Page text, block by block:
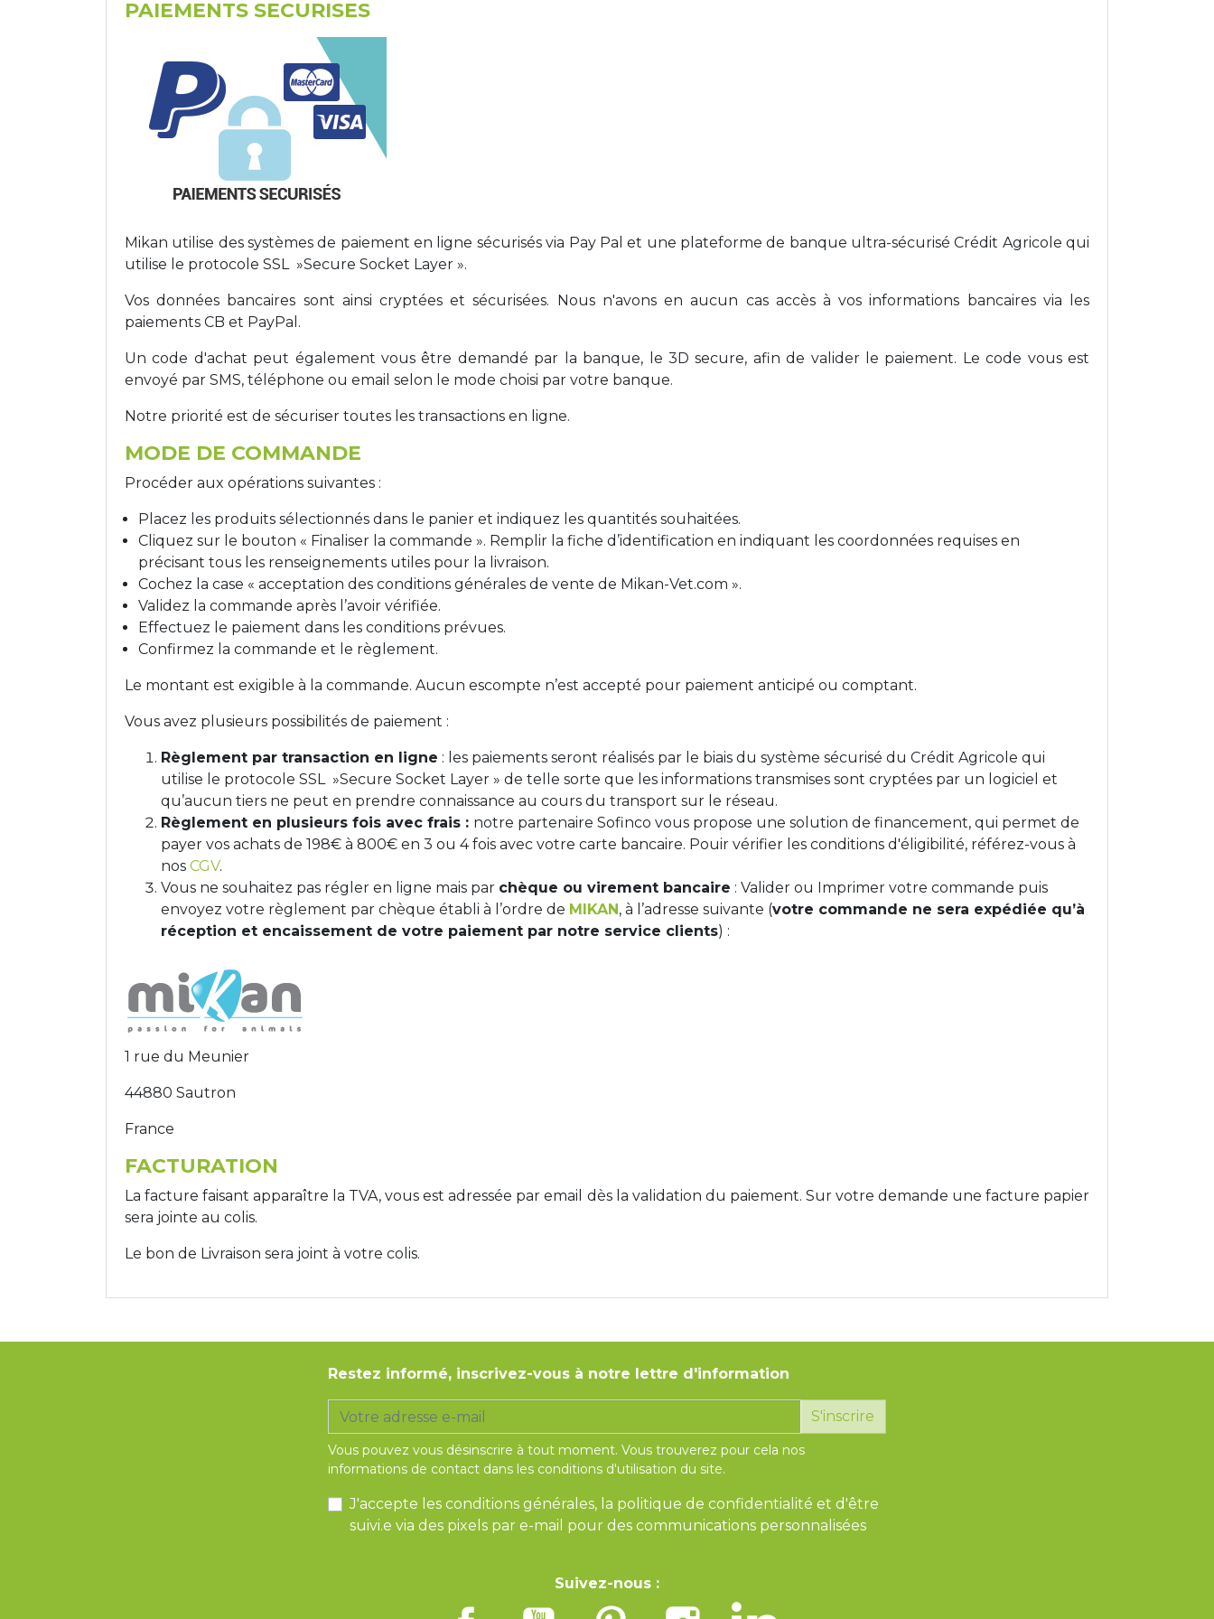
PAIEMENTS SECURISES
Mikan utilise des systèmes de paiement en ligne sécurisés via Pay Pal et une plateforme de banque ultra-sécurisé Crédit Agricole qui
utilise le protocole SSL »Secure Socket Layer ».
Vos données bancaires sont ainsi cryptées et sécurisées. Nous n'avons en aucun cas accès à vos informations bancaires via les
paiements CB et PayPal.
Un code d'achat peut également vous être demandé par la banque, le 3D secure, afin de valider le paiement. Le code vous est
envoyé par SMS, téléphone ou email selon le mode choisi par votre banque.
Notre priorité est de sécuriser toutes les transactions en ligne.
MODE DE COMMANDE
Procéder aux opérations suivantes :
Placez les produits sélectionnés dans le panier et indiquez les quantités souhaitées.
Cliquez sur le bouton « Finaliser la commande ». Remplir la fiche d’identification en indiquant les coordonnées requises en
précisant tous les renseignements utiles pour la livraison.
Cochez la case « acceptation des conditions générales de vente de Mikan-Vet.com ».
Validez la commande après l’avoir vérifiée.
Effectuez le paiement dans les conditions prévues.
Confirmez la commande et le règlement.
Le montant est exigible à la commande. Aucun escompte n’est accepté pour paiement anticipé ou comptant.
Vous avez plusieurs possibilités de paiement :
Règlement par transaction en ligne : les paiements seront réalisés par le biais du système sécurisé du Crédit Agricole qui
utilise le protocole SSL »Secure Socket Layer » de telle sorte que les informations transmises sont cryptées par un logiciel et
qu’aucun tiers ne peut en prendre connaissance au cours du transport sur le réseau.
Règlement en plusieurs fois avec frais : notre partenaire Sofinco vous propose une solution de financement, qui permet de
payer vos achats de 198€ à 800€ en 3 ou 4 fois avec votre carte bancaire. Pouir vérifier les conditions d'éligibilité, référez-vous à
nos CGV.
Vous ne souhaitez pas régler en ligne mais par chèque ou virement bancaire : Valider ou Imprimer votre commande puis
envoyez votre règlement par chèque établi à l’ordre de MIKAN, à l’adresse suivante (votre commande ne sera expédiée qu’à
réception et encaissement de votre paiement par notre service clients) :
1 rue du Meunier
44880 Sautron
France
FACTURATION
La facture faisant apparaître la TVA, vous est adressée par email dès la validation du paiement. Sur votre demande une facture papier
sera jointe au colis.
Le bon de Livraison sera joint à votre colis.
Restez informé, inscrivez-vous à notre lettre d'information
S'inscrire
Vous pouvez vous désinscrire à tout moment. Vous trouverez pour cela nos
informations de contact dans les conditions d'utilisation du site.
J'accepte les conditions générales, la politique de confidentialité et d'être
suivi.e via des pixels par e-mail pour des communications personnalisées
Suivez-nous :